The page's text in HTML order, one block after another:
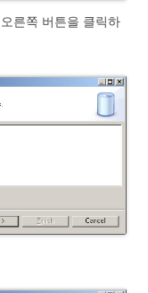
른쪽 버튼을 클릭하